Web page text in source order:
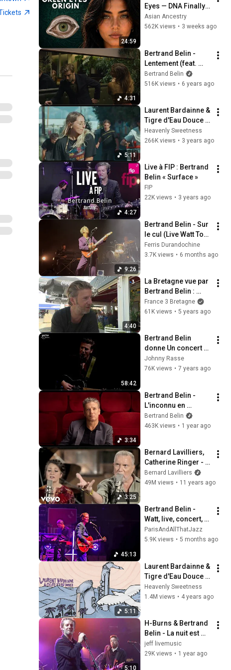
24:59
Eyes — DNA Finally
Revealed Where
They Really Come
Asian Ancestry
562K views • 3 weeks ago
4:31
Bertrand Belin -
Lentement (feat.
Barbara Carlotti)
(Clip Officiel)
Bertrand Belin
516K views • 6 years ago
5:11
Laurent Bardainne &
Tigre d'Eau Douce -
Oiseau feat.
Bertrand Belin
Heavenly Sweetness
266K views • 3 years ago
4:27
Live à FIP : Bertrand
Belin « Surface »
FIP
22K views • 3 years ago
9:26
Bertrand Belin - Sur
le cul (Live Watt Tour
at Le Bikini,
Toulouse
Ferris Durandochine
3.7K views • 6 months ago
4:40
La Bretagne vue par
Bertrand Belin :
"Quand les proches
viennent j'aime leur
France 3 Bretagne
61K views • 5 years ago
58:42
Bertrand Belin
donne Un concert à
Arte Studio ARTE
Concert
Johnny Rasse
76K views • 7 years ago
3:34
Bertrand Belin -
L'inconnu en
personne (Clip
Officiel)
Bertrand Belin
463K views • 1 year ago
3:25
Bernard Lavilliers,
Catherine Ringer -
IDEES NOIRES avec
Catherine Ringer
Bernard Lavilliers
49M views • 11 years ago
45:13
Bertrand Belin -
Watt, live, concert,
Maison de la Radio,
Paris, 2026
ParisAndAllThatJazz
5.9K views • 5 months ago
5:11
Laurent Bardainne &
Tigre d'Eau Douce
feat. Bertrand Belin
- Oiseau (Official
Heavenly Sweetness
1.4M views • 4 years ago
5:10
H-Burns & Bertrand
Belin - La nuit est
entrée en lui (Live)
Paris, Trabendo -
jeff livemusic
29K views • 1 year ago